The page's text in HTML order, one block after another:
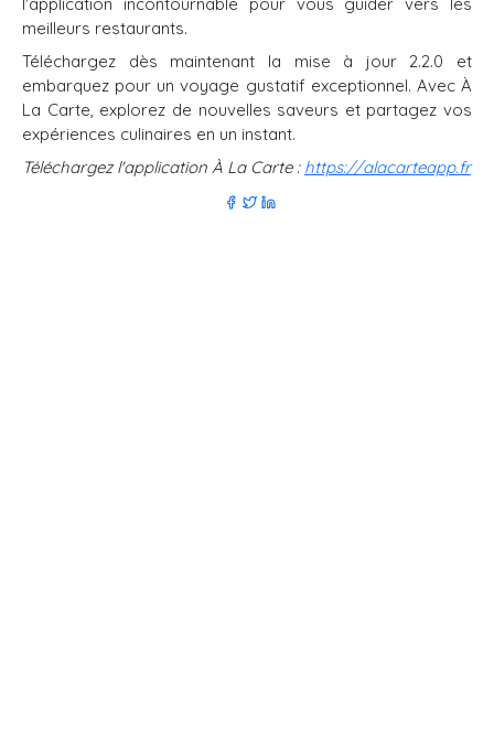
meilleurs restaurants.
Téléchargez dès maintenant la mise à jour 2.2.0 et
embarquez pour un voyage gustatif exceptionnel. Avec À
La Carte, explorez de nouvelles saveurs et partagez vos
expériences culinaires en un instant.
Téléchargez l'application À La Carte : https://alacarteapp.fr